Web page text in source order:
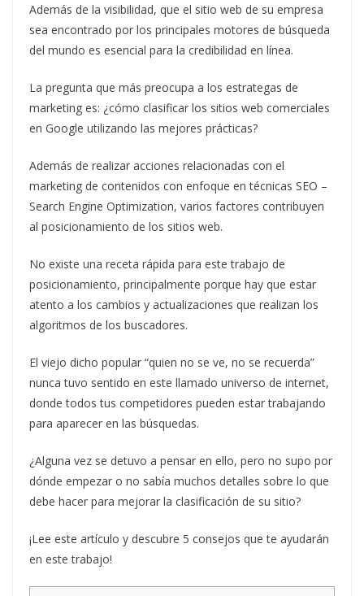
Además de la visibilidad, que el sitio web de su empresa
sea encontrado por los principales motores de búsqueda
del mundo es esencial para la credibilidad en línea.
La pregunta que más preocupa a los estrategas de
marketing es: ¿cómo clasificar los sitios web comerciales
en Google utilizando las mejores prácticas?
Además de realizar acciones relacionadas con el
marketing de contenidos con enfoque en técnicas SEO –
Search Engine Optimization, varios factores contribuyen
al posicionamiento de los sitios web.
No existe una receta rápida para este trabajo de
posicionamiento, principalmente porque hay que estar
atento a los cambios y actualizaciones que realizan los
algoritmos de los buscadores.
El viejo dicho popular “quien no se ve, no se recuerda”
nunca tuvo sentido en este llamado universo de internet,
donde todos tus competidores pueden estar trabajando
para aparecer en las búsquedas.
¿Alguna vez se detuvo a pensar en ello, pero no supo por
dónde empezar o no sabía muchos detalles sobre lo que
debe hacer para mejorar la clasificación de su sitio?
¡Lee este artículo y descubre 5 consejos que te ayudarán
en este trabajo!